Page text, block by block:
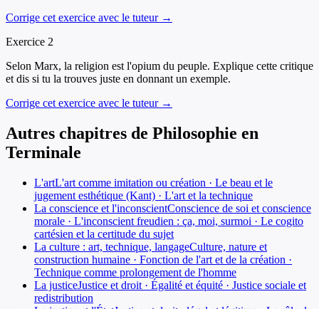
Corrige cet exercice avec le tuteur →
Exercice 2
Selon Marx, la religion est l'opium du peuple. Explique cette critique
et dis si tu la trouves juste en donnant un exemple.
Corrige cet exercice avec le tuteur →
Autres chapitres de Philosophie en
Terminale
L'artL'art comme imitation ou création · Le beau et le
jugement esthétique (Kant) · L'art et la technique
La conscience et l'inconscientConscience de soi et conscience
morale · L'inconscient freudien : ça, moi, surmoi · Le cogito
cartésien et la certitude du sujet
La culture : art, technique, langageCulture, nature et
construction humaine · Fonction de l'art et de la création ·
Technique comme prolongement de l'homme
La justiceJustice et droit · Égalité et équité · Justice sociale et
redistribution